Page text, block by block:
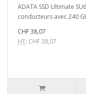
ADATA SSD Ultimate
conducteurs avec 240
CHF 38,07
HT: CHF 38,07